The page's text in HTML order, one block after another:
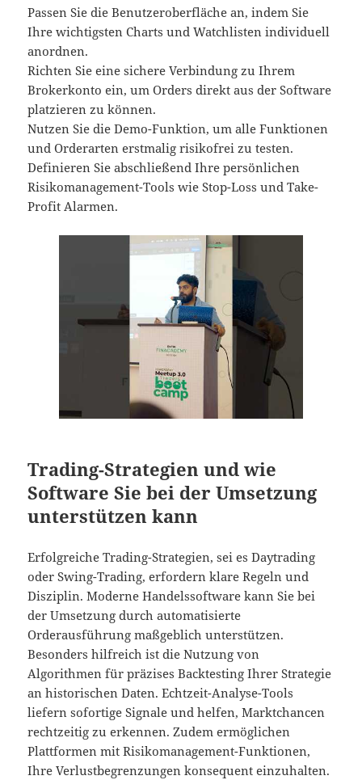
Passen Sie die Benutzeroberfläche an, indem Sie
Ihre wichtigsten Charts und Watchlisten individuell
anordnen.
Richten Sie eine sichere Verbindung zu Ihrem
Brokerkonto ein, um Orders direkt aus der Software
platzieren zu können.
Nutzen Sie die Demo-Funktion, um alle Funktionen
und Orderarten erstmalig risikofrei zu testen.
Definieren Sie abschließend Ihre persönlichen
Risikomanagement-Tools wie Stop-Loss und Take-
Profit Alarmen.
Trading-Strategien und wie
Software Sie bei der Umsetzung
unterstützen kann
Erfolgreiche Trading-Strategien, sei es Daytrading
oder Swing-Trading, erfordern klare Regeln und
Disziplin. Moderne Handelssoftware kann Sie bei
der Umsetzung durch automatisierte
Orderausführung maßgeblich unterstützen.
Besonders hilfreich ist die Nutzung von
Algorithmen für präzises Backtesting Ihrer Strategie
an historischen Daten. Echtzeit-Analyse-Tools
liefern sofortige Signale und helfen, Marktchancen
rechtzeitig zu erkennen. Zudem ermöglichen
Plattformen mit Risikomanagement-Funktionen,
Ihre Verlustbegrenzungen konsequent einzuhalten.